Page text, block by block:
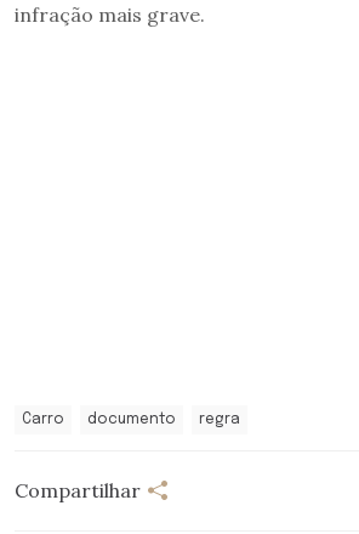
infração mais grave.
Carro documento regra
Compartilhar